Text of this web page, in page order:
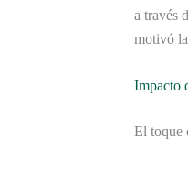
a través
motivó
Impacto
El toque